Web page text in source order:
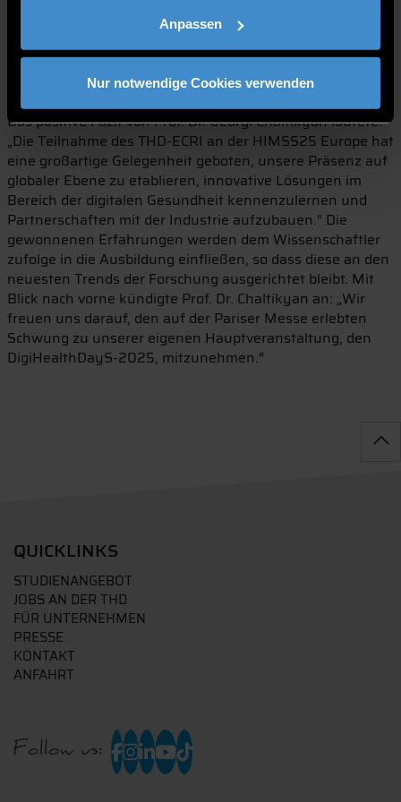
Anpassen
Nur notwendige Cookies verwenden
organisierten DigiHealthDay gewonnen werden. Des
Weiteren bekundeten fünf hochkarätige Redner, darunter
HIMSS-Präsident Hal Wolf, ihr Interesse an einem Beitrag
zur Veranstaltung. Fünf Unternehmen erklärten sich
bereit, den Kongress zu unterstützen.
Das positive Fazit von Prof. Dr. Georgi Chaltikyan lautete:
„Die Teilnahme des THD-ECRI an der HIMSS25 Europe hat
eine großartige Gelegenheit geboten, unsere Präsenz auf
globaler Ebene zu etablieren, innovative Lösungen im
Bereich der digitalen Gesundheit kennenzulernen und
Partnerschaften mit der Industrie aufzubauen.“ Die
gewonnenen Erfahrungen werden dem Wissenschaftler
zufolge in die Ausbildung einfließen, so dass diese an den
neuesten Trends der Forschung ausgerichtet bleibt. Mit
Blick nach vorne kündigte Prof. Dr. Chaltikyan an: „Wir
freuen uns darauf, den auf der Pariser Messe erlebten
Schwung zu unserer eigenen Hauptveranstaltung, den
DigiHealthDayS-2025, mitzunehmen.“
QUICKLINKS
STUDIENANGEBOT
JOBS AN DER THD
FÜR UNTERNEHMEN
PRESSE
KONTAKT
ANFAHRT
Follow us: